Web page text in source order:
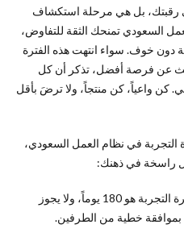
رقبتك، بل هي مرحلة استكشاف
السعودي تمنحك الثقة للتفاوض،
دون خوف. سواء انتهت هذه الفترة
عن فرصة أفضل، تذكر أن كل
واعياً، كن منتجاً، ولا ترضَ بأقل
التجربة في نظام العمل السعودي،
راسخة في ذهنك:
الحد الأقصى لفترة التجربة هو 180 يوماً، ولا يجوز